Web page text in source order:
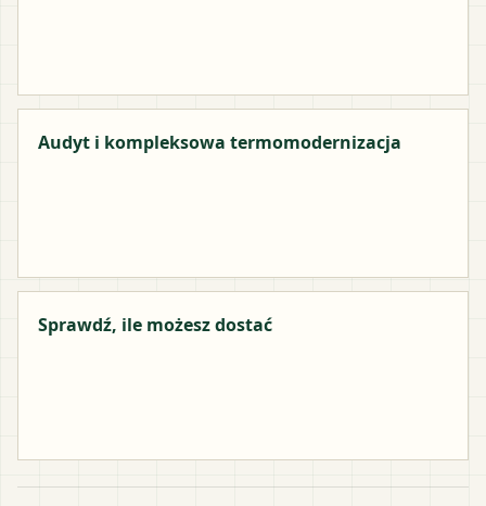
Audyt i kompleksowa termomodernizacja
Sprawdź, ile możesz dostać